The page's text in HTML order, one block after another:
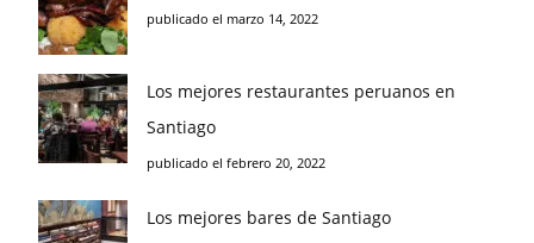
publicado el marzo 14, 2022
Los mejores restaurantes peruanos en
Santiago
publicado el febrero 20, 2022
Los mejores bares de Santiago